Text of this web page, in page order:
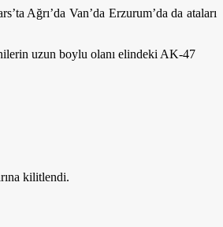
Ağrı’da Van’da Erzurum’da da ataları
uzun boylu olanı elindeki AK-47
kilitlendi.